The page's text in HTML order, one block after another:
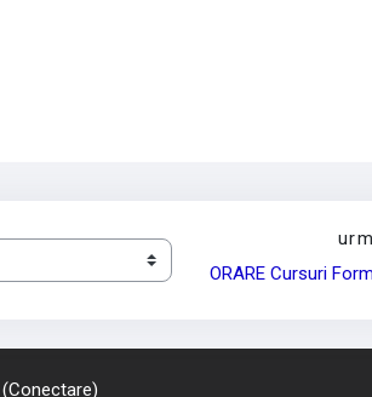
ORARE Cursuri
Conectare)